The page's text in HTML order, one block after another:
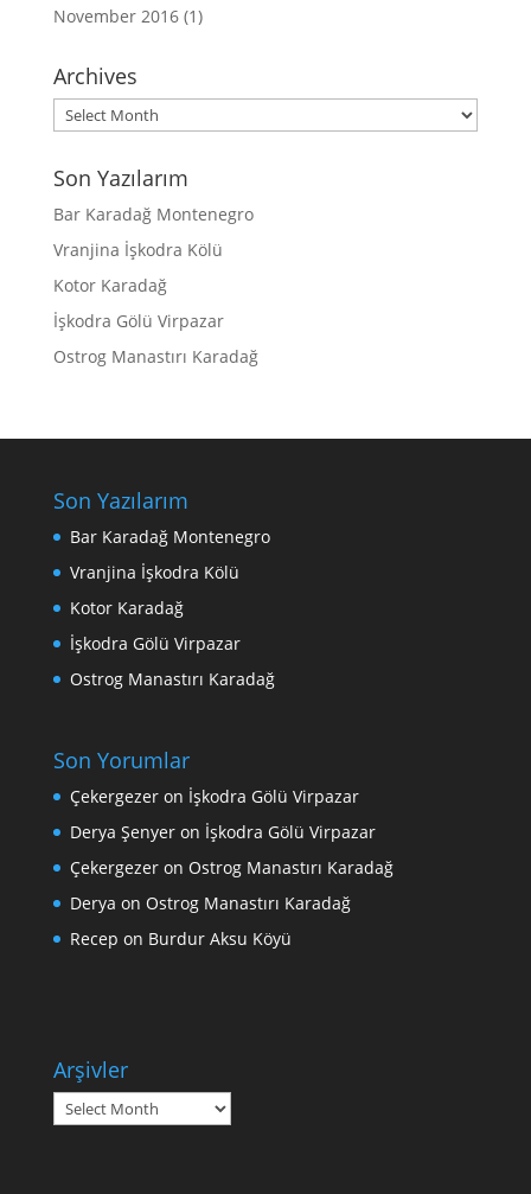
November 2016(1)
Archives
Archives
Son Yazılarım
Bar Karadağ Montenegro
Vranjina İşkodra Kölü
Kotor Karadağ
İşkodra Gölü Virpazar
Ostrog Manastırı Karadağ
Son Yazılarım
Bar Karadağ Montenegro
Vranjina İşkodra Kölü
Kotor Karadağ
İşkodra Gölü Virpazar
Ostrog Manastırı Karadağ
Son Yorumlar
Çekergezeron İşkodra Gölü Virpazar
Derya Şenyeron İşkodra Gölü Virpazar
Çekergezeron Ostrog Manastırı Karadağ
Derya on Ostrog Manastırı Karadağ
Recep on Burdur Aksu Köyü
Arşivler
Arşivler